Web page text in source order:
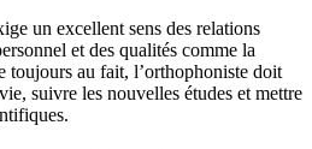
un excellent sens des relations
et des qualités comme la
toujours au fait, l’orthophoniste doit
suivre les nouvelles études et mettre